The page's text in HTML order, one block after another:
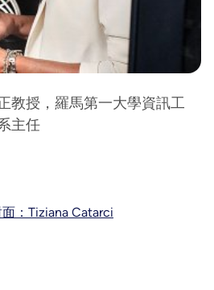
教授，羅馬第一大學資訊工
主任
：Tiziana Catarci